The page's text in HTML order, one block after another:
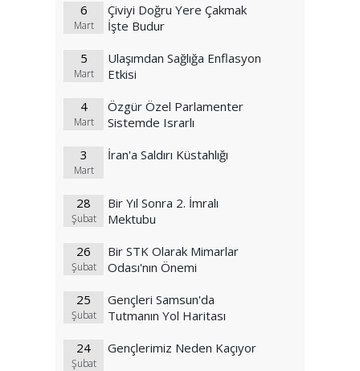
6
Mart
Çiviyi Doğru Yere Çakmak
İşte Budur
5
Mart
Ulaşımdan Sağlığa Enflasyon
Etkisi
4
Mart
Özgür Özel Parlamenter
Sistemde Israrlı
3
Mart
İran'a Saldırı Küstahlığı
28
Şubat
Bir Yıl Sonra 2. İmralı
Mektubu
26
Şubat
Bir STK Olarak Mimarlar
Odası'nın Önemi
25
Şubat
Gençleri Samsun'da
Tutmanın Yol Haritası
24
Şubat
Gençlerimiz Neden Kaçıyor